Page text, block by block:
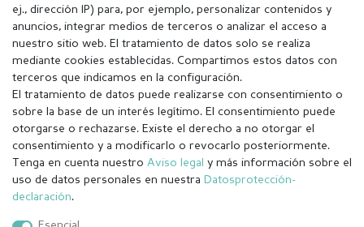
Aviso legal Política de Privacidad
ej., dirección IP) para, por ejemplo, personalizar contenidos y
anuncios, integrar medios de terceros o analizar el acceso a
nuestro sitio web. El tratamiento de datos solo se realiza
mediante cookies establecidas. Compartimos estos datos con
terceros que indicamos en la configuración.
El tratamiento de datos puede realizarse con consentimiento o
sobre la base de un interés legítimo. El consentimiento puede
otorgarse o rechazarse. Existe el derecho a no otorgar el
consentimiento y a modificarlo o revocarlo posteriormente.
Tenga en cuenta nuestro Aviso legal y más información sobre el
uso de datos personales en nuestra Datos­protección­
declaración.